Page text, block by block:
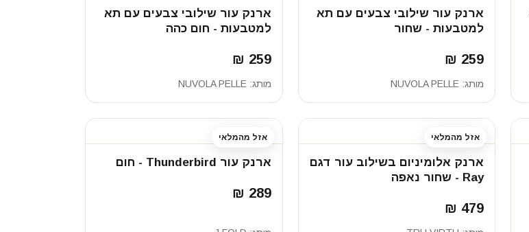
ארנק עור שילובי צבעים עם תא
למטבעות - שחור
259 ₪
מותג: NUVOLA PELLE
ארנק עור שילובי צבעים עם תא
למטבעות - חום כהה
259 ₪
מותג: NUVOLA PELLE
אזל מהמלאי
ארנק אלומיניום בשילוב עור דגם
Ray - שחור נאפה
479 ₪
אזל מהמלאי
ארנק עור Thunderbird - חום
289 ₪